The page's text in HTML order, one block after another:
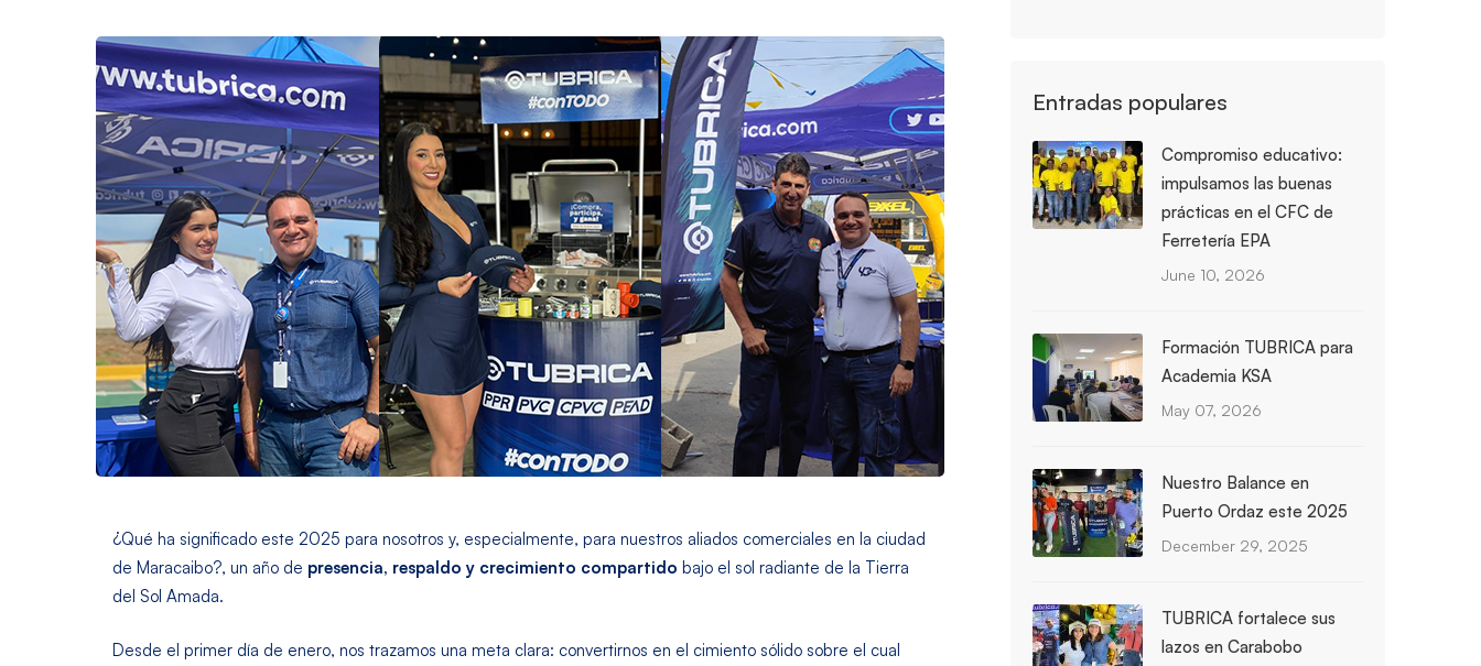
¿Qué ha significado este 2025 para nosotros y, especialmente, para nuestros aliados comerciales en la ciudad
de Maracaibo?, un año de presencia, respaldo y crecimiento compartido bajo el sol radiante de la Tierra
del Sol Amada.
Desde el primer día de enero, nos trazamos una meta clara: convertirnos en el cimiento sólido sobre el cual
Entradas populares
Compromiso educativo:
impulsamos las buenas
prácticas en el CFC de
Ferretería EPA
June 10, 2026
Formación TUBRICA para
Academia KSA
May 07, 2026
Nuestro Balance en
Puerto Ordaz este 2025
December 29, 2025
TUBRICA fortalece sus
lazos en Carabobo